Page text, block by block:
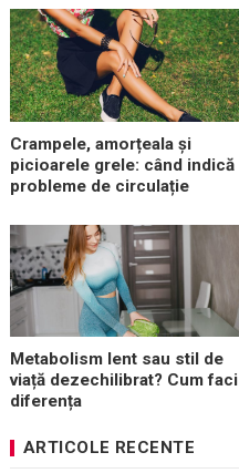
Crampele, amorțeala și
picioarele grele: când indică
probleme de circulație
Metabolism lent sau stil de
viață dezechilibrat? Cum faci
diferența
ARTICOLE RECENTE